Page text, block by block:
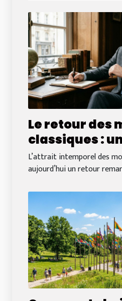
Le retour des
classiques :
de luxe
L’attrait intemporel des
aujourd’hui un retour